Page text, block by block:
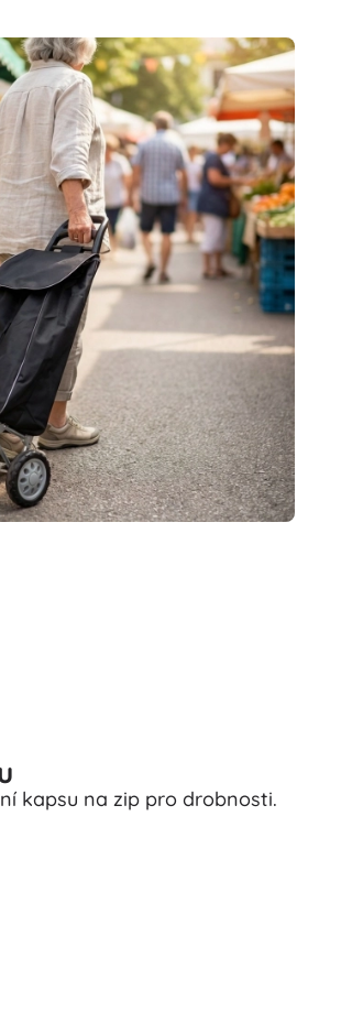
kapsu na zip pro drobnosti.